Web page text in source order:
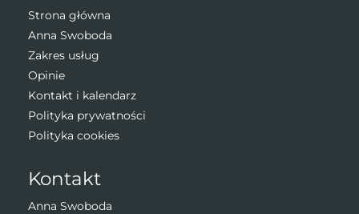
Strona główna
Anna Swoboda
Zakres usług
Opinie
Kontakt i kalendarz
Polityka prywatności
Polityka cookies
Kontakt
Anna Swoboda